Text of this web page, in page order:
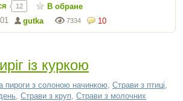
10
7334
gutka
12 В обране
із куркою
пироги з солоною начинкою Страви з птиці
Страви з круп Страви з молочних